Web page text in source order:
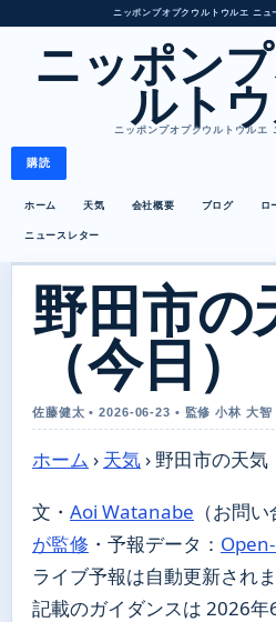
ニッポンプオプクウルトウルエ ニュ
ニッポン
ルト
ニッポンプオプクウルトウルエ
購読
ホーム 天気 会社概要 ブログ ロ
ニュースレター
野田市の
（今日）
佐藤健太 • 2026-06-23 • 監修 小林 大智
ホーム › 天気›野田市の天気
文・ Aoi Watanabe （お問い
が監修 ・ 予報データ：
ライブ予報は自動更新されま
記載のガイダンスは 2026年